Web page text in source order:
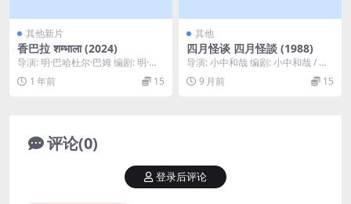
其他新片
香巴拉 शम्भाला (2024)
导演: 明·巴哈杜尔·巴姆 编剧: 明·巴
哈杜尔·巴姆 主演: Thinley ...
1 年前 15
其他
四月怪谈 四月怪談 (1988)
导演: 小中和哉 编剧: 小中和哉 / 関
顕嗣 主演: 中岛朋子 / 柳叶敏郎 ...
9 月前 15
评论(0)
登录后评论